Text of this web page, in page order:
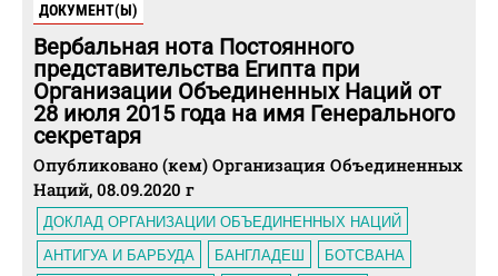
ДОКУМЕНТ(Ы)
Вербальная нота Постоянного
представительства Египта при
Организации Объединенных Наций от
28 июля 2015 года на имя Генерального
секретаря
Опубликовано (кем) Организация Объединенных
Наций, 08.09.2020 г
ДОКЛАД ОРГАНИЗАЦИИ ОБЪЕДИНЕННЫХ НАЦИЙ
АНТИГУА И БАРБУДА
БАНГЛАДЕШ
БОТСВАНА